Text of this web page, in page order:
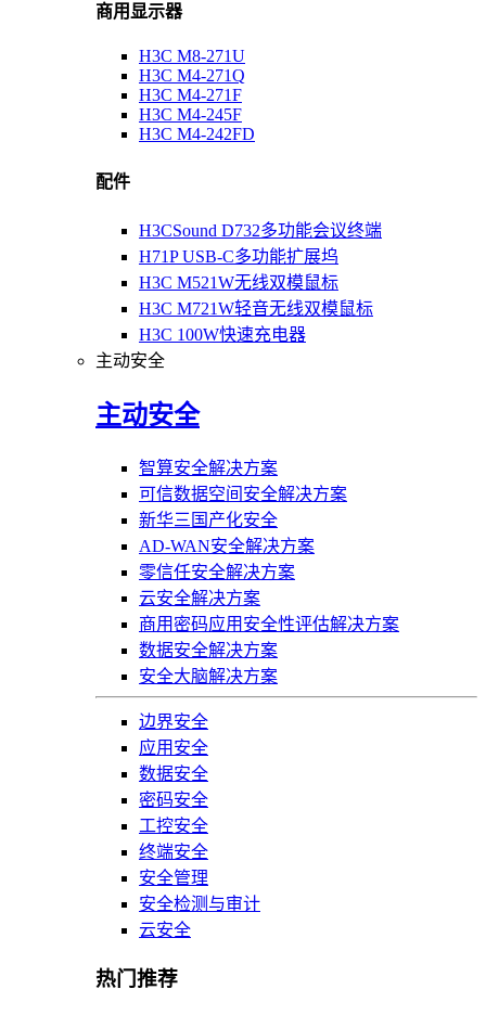
商用显示器
H3C M8-271U
H3C M4-271Q
H3C M4-271F
H3C M4-245F
H3C M4-242FD
配件
H3CSound D732多功能会议终端
H71P USB-C多功能扩展坞
H3C M521W无线双模鼠标
H3C M721W轻音无线双模鼠标
H3C 100W快速充电器
主动安全
主动安全
智算安全解决方案
可信数据空间安全解决方案
新华三国产化安全
AD-WAN安全解决方案
零信任安全解决方案
云安全解决方案
商用密码应用安全性评估解决方案
数据安全解决方案
安全大脑解决方案
边界安全
应用安全
数据安全
密码安全
工控安全
终端安全
安全管理
安全检测与审计
云安全
热门推荐